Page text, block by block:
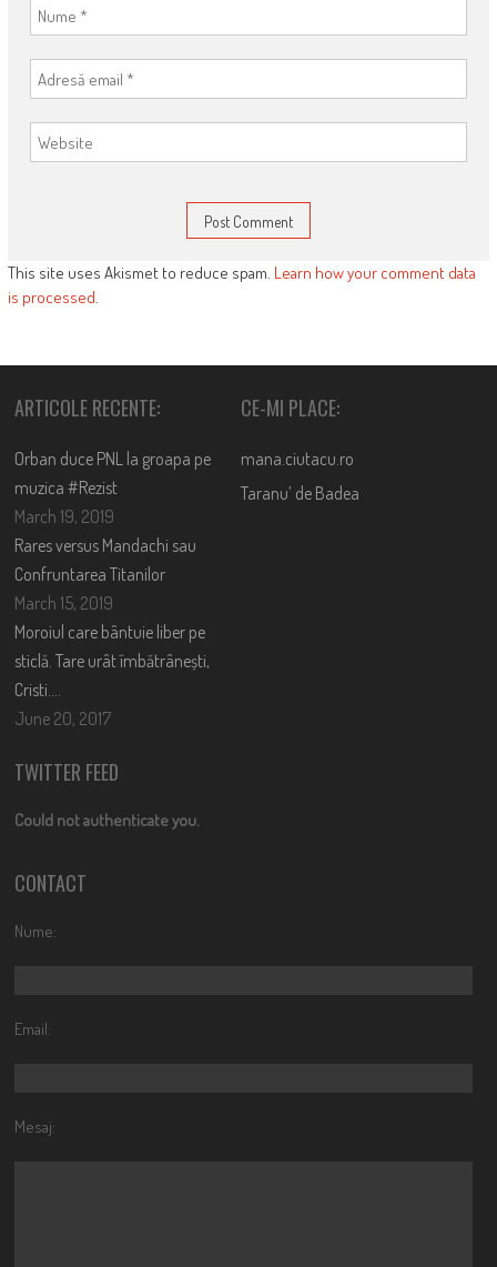
This site uses Akismet to reduce spam. Learn how your comment data
is processed.
ARTICOLE RECENTE:
Orban duce PNL la groapa pe
muzica #Rezist
March 19, 2019
Rares versus Mandachi sau
Confruntarea Titanilor
March 15, 2019
Moroiul care bântuie liber pe
sticlă. Tare urât îmbătrânești,
Cristi….
June 20, 2017
CE-MI PLACE:
mana.ciutacu.ro
Taranu’ de Badea
TWITTER FEED
Could not authenticate you.
CONTACT
Nume:
Email:
Mesaj: